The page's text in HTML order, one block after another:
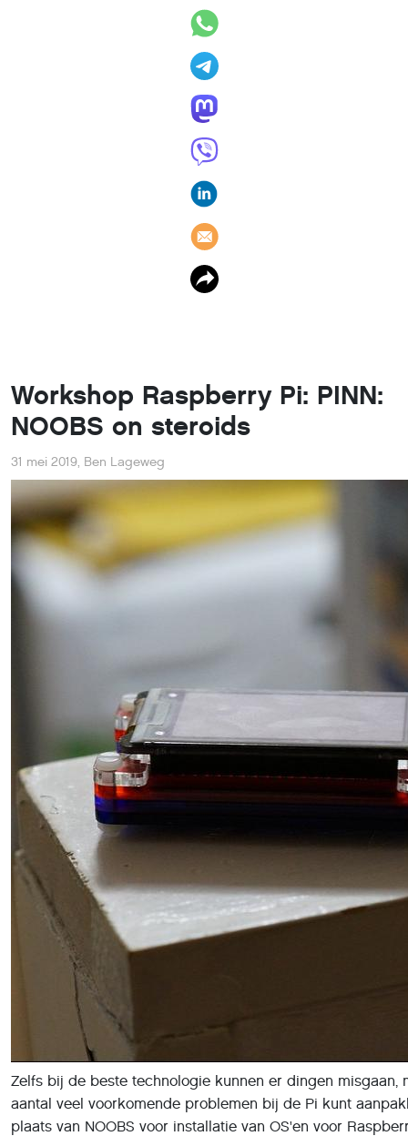
Workshop Raspberry Pi: PINN:
NOOBS on steroids
31 mei 2019, Ben Lageweg
Zelfs bij de beste technologie kunnen er dingen misgaan,
aantal veel voorkomende problemen bij de Pi kunt
plaats van NOOBS voor installatie van OS'en voor